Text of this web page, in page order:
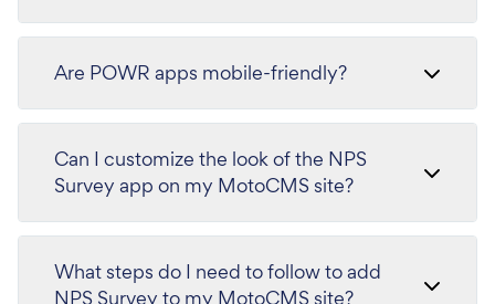
Are POWR apps mobile-friendly?
Can I customize the look of the NPS
Survey app on my MotoCMS site?
What steps do I need to follow to add
NPS Survey to my MotoCMS site?